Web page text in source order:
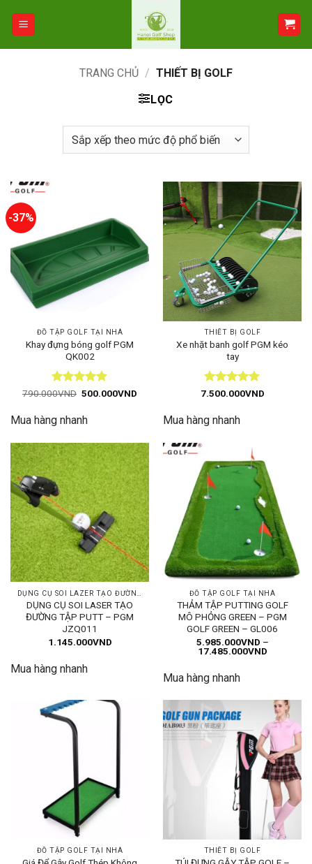
TRANG CHỦ / THIẾT BỊ GOLF
LỌC
-37%
ĐỒ TẬP GOLF TẠI NHÀ
Khay đựng bóng golf PGM
QK002
Được xếp
sao
790.000VND Giá
790.000VND.
500.000VND
Mua hàng nhanh
THIẾT BỊ GOLF
Xe nhặt banh golf PGM kéo
tay
Được xếp
sao
7.500.000VND
Mua hàng nhanh
DỤNG CỤ SOI LASER TẠO
ĐƯỜNG TẬP PUTT – PGM
JZQ011
1.145.000VND
Mua hàng nhanh
ĐỒ TẬP GOLF TẠI NHÀ
THẢM TẬP PUTTING GOLF
MÔ PHỎNG GREEN – PGM
GOLF GREEN – GL006
5.985.000VND –
17.485.000VNDKhoảng
Mua hàng nhanh
ĐỒ TẬP GOLF TẠI NHÀ THIẾT BỊ GOLF